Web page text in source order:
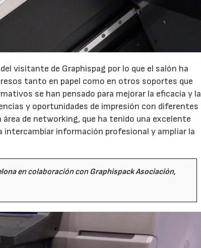
visitante de Graphispag por lo que el salón ha
tanto en papel como en otros soportes que
se han pensado para mejorar la eficacia y la
y oportunidades de impresión con diferentes
de networking, que ha tenido una excelente
intercambiar información profesional y ampliar la
en colaboración conGraphispack Asociación,